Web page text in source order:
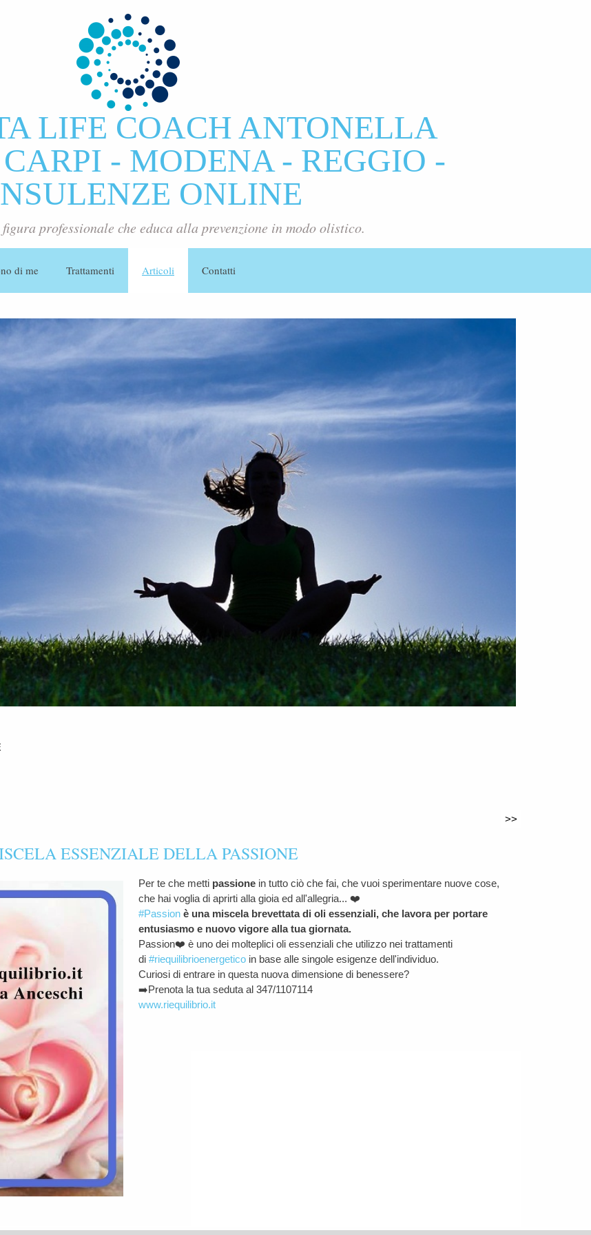
LIFE COACH ANTONELLA
- MODENA - REGGIO -
ONLINE
professionale che educa alla prevenzione in modo olistico.
di me Trattamenti Articoli Contatti
>>
ESSENZIALE DELLA PASSIONE
Per te che metti passione in tutto ciò che fai, che vuoi sperimentare nuove cose,
che hai voglia di aprirti alla gioia ed all'allegria... ❤️
#Passion è una miscela brevettata di oli essenziali, che lavora per portare
entusiasmo e nuovo vigore alla tua giornata.
Passion❤️ è uno dei molteplici oli essenziali che utilizzo nei trattamenti
di #riequilibrioenergetico in base alle singole esigenze dell'individuo.
Curiosi di entrare in questa nuova dimensione di benessere?
➡️Prenota la tua seduta al 347/1107114
www.riequilibrio.it